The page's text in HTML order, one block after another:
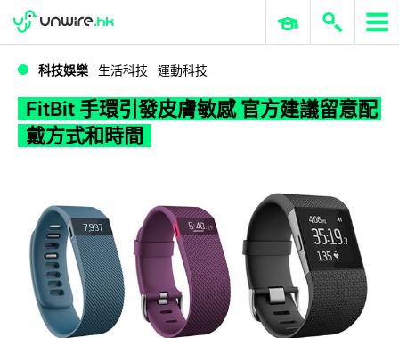
WWDC 2026 ERP 與商業 AI
科技娛樂 生活科技 運動科技
FitBit 手環引發皮膚敏感 官方建議留意配
戴方式和時間